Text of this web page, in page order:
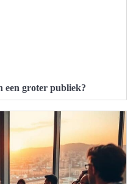
een groter publiek?